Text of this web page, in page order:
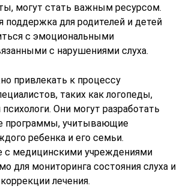
могут стать важным ресурсом.
поддержка для родителей и детей
с эмоциональными
с нарушениями слуха.
привлекать к процессу
таких как логопеды,
Они могут разработать
программы, учитывающие
ребенка и его семьи.
с медицинскими учреждениями
для мониторинга состояния слуха и
лечения.